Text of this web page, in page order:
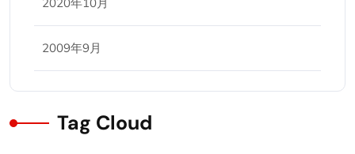
2009年9月
Tag Cloud